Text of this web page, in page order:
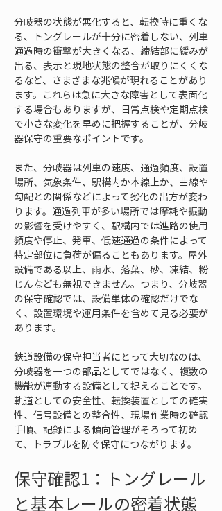
分岐器の状態が悪化すると、転換時に重くな
る、トングレールが十分に密着しない、列車
通過時の衝撃が大きくなる、締結部に緩みが
出る、表示と現地状態の整合が取りにくくな
るなど、さまざまな兆候が現れることがあり
ます。これらは急に大きな障害として表面化
する場合もありますが、日常点検や定期点検
で小さな変化を早めに把握することが、分岐
器保守の重要なポイントです。
また、分岐器は列車の速度、通過頻度、設置
場所、気象条件、駅構内か本線上か、曲線や
勾配との関係などによって劣化の出方が変わ
ります。通過列車が多い場所では摩耗や振動
の影響を受けやすく、駅構内では進路の使用
頻度や停止、発車、低速通過の条件によって
特定部位に負荷が偏ることもあります。屋外
設備である以上、雨水、落葉、砂、凍結、粉
じんなども無視できません。つまり、分岐器
の保守確認では、設備単体の確認だけでな
く、設置環境や運用条件を含めて見る必要が
あります。
鉄道設備の保守担当者にとって大切なのは、
分岐器を一つの部品としてではなく、複数の
機能が連動する設備として捉えることです。
軌道としての安全性、転換装置としての確実
性、信号設備との整合性、現場作業時の確認
手順、記録による傾向管理がそろって初め
て、トラブルを防ぐ保守につながります。
保守確認1：トングレール
と基本レールの密着状態